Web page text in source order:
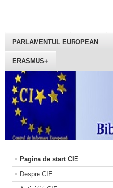
PARLAMENTUL EUROPEAN
ERASMUS+
Pagina de start CIE
Despre CIE